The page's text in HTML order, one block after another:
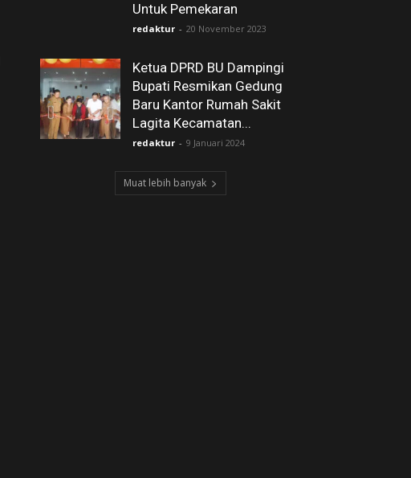
Untuk Pemekaran
redaktur - 20 November 2023
Ketua DPRD BU Dampingi
Bupati Resmikan Gedung
Baru Kantor Rumah Sakit
Lagita Kecamatan...
redaktur - 9 Januari 2024
Muat lebih banyak